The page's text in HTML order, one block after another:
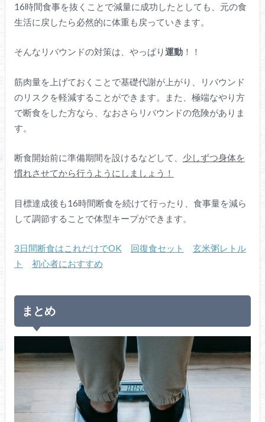
16時間食事を抜くことで減量に成功したとしても、元の食
生活に戻したら必然的に体重も戻っていきます。
そんなリバウンドの対策は、やっぱり運動！！
筋肉量を上げておくことで基礎代謝が上がり、リバウンド
のリスクを軽減することができます。また、極端なやり方
で断食をした方なら、なおさらリバウンドの危険がありま
す。
断食開始前に準備期間を設けるなどして、 少しずつ身体を
慣れさせてから行うようにしましょう！
目標達成後も16時間断食を続けて行ったり、食事量を減ら
して調節することで体型キープができます。
3日間断食はこれだけでOK 回復食セット
玄米粥レトル
ト
初心者におすすめ
まとめ